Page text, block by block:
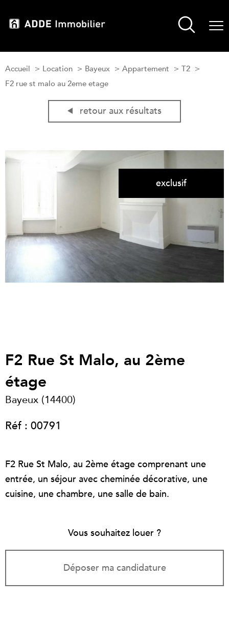
Accueil Location Bayeux Appartement
T2
F2 rue st malo au 2eme etage
retour aux résultats
exclusif
F2 Rue St Malo, au 2ème
étage
Bayeux (14400)
Réf : 00791
F2 Rue St Malo, au 2ème étage comprenant une
entrée, un séjour avec cheminée décorative, une
cuisine, une chambre, une salle de bain.
Vous souhaitez louer ?
Déposer ma candidature